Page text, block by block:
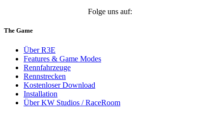
Folge uns auf:
The Game
Über R3E
Features & Game Modes
Rennfahrzeuge
Rennstrecken
Kostenloser Download
Installation
Über KW Studios / RaceRoom